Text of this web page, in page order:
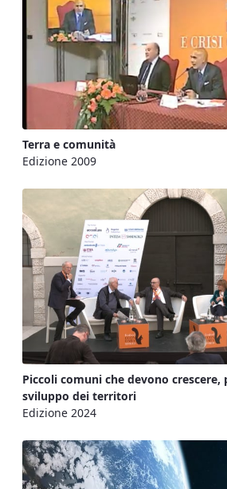
Terra e comunità
Edizione 2009
Piccoli comuni che devono
sviluppo dei territori
Edizione 2024